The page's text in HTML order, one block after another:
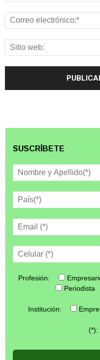
SUSCRÍBETE
Profesión:
Periodista
Institución:
(*):